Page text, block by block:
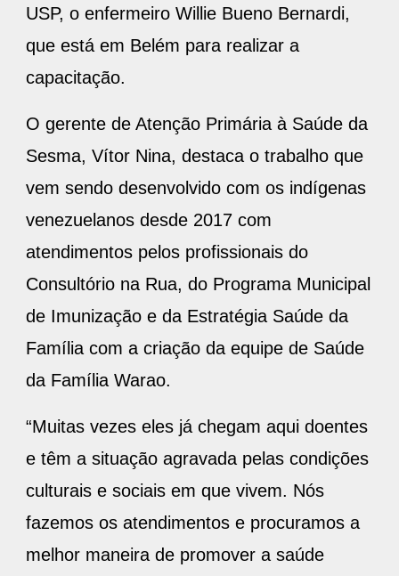
USP, o enfermeiro Willie Bueno Bernardi,
que está em Belém para realizar a
capacitação.
O gerente de Atenção Primária à Saúde da
Sesma, Vítor Nina, destaca o trabalho que
vem sendo desenvolvido com os indígenas
venezuelanos desde 2017 com
atendimentos pelos profissionais do
Consultório na Rua, do Programa Municipal
de Imunização e da Estratégia Saúde da
Família com a criação da equipe de Saúde
da Família Warao.
“Muitas vezes eles já chegam aqui doentes
e têm a situação agravada pelas condições
culturais e sociais em que vivem. Nós
fazemos os atendimentos e procuramos a
melhor maneira de promover a saúde